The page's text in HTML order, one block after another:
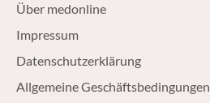
Über medonline
Impressum
Datenschutzerklärung
Allgemeine Geschäftsbedingungen